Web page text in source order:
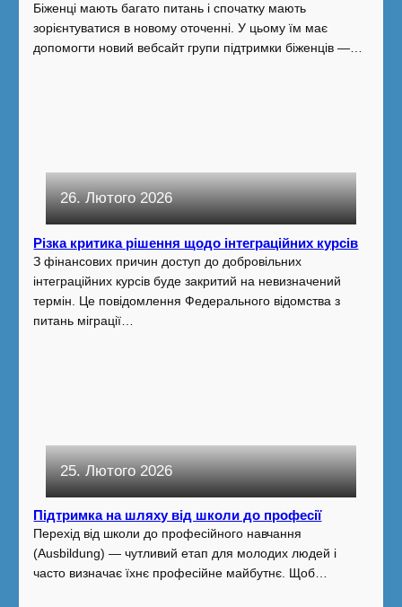
Біженці мають багато питань і спочатку мають
зорієнтуватися в новому оточенні. У цьому їм має
допомогти новий вебсайт групи підтримки біженців —…
26. Лютого 2026
Різка критика рішення щодо інтеграційних курсів
З фінансових причин доступ до добровільних
інтеграційних курсів буде закритий на невизначений
термін. Це повідомлення Федерального відомства з
питань міграції…
25. Лютого 2026
Підтримка на шляху від школи до професії
Перехід від школи до професійного навчання
(Ausbildung) — чутливий етап для молодих людей і
часто визначає їхнє професійне майбутнє. Щоб…